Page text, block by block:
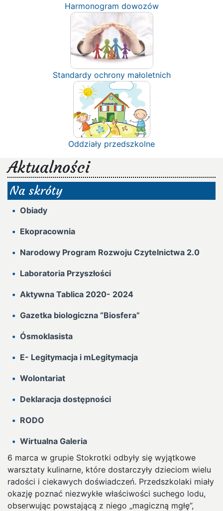
Harmonogram dowozów
Standardy ochrony małoletnich
Oddziały przedszkolne
Aktualności
Na skróty
Obiady
Ekopracownia
Narodowy Program Rozwoju Czytelnictwa 2.0
Laboratoria Przyszłości
Aktywna Tablica 2020- 2024
Gazetka biologiczna “Biosfera”
Ósmoklasista
E- Legitymacja i mLegitymacja
Wolontariat
Deklaracja dostępności
RODO
Wirtualna Galeria
6 marca w grupie Stokrotki odbyły się wyjątkowe
warsztaty kulinarne, które dostarczyły dzieciom wielu
radości i ciekawych doświadczeń. Przedszkolaki miały
okazję poznać niezwykłe właściwości suchego lodu,
obserwując powstającą z niego „magiczną mgłę”,